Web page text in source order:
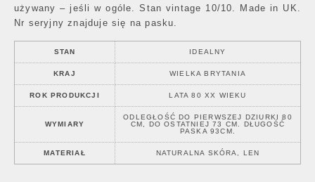
używany – jeśli w ogóle. Stan vintage 10/10. Made in UK.
Nr seryjny znajduje się na pasku.
STAN IDEALNY
KRAJ WIELKA BRYTANIA
ROK PRODUKCJI LATA 80 XX WIEKU
WYMIARY
ODLEGŁOŚĆ DO PIERWSZEJ DZIURKI 80
CM, DO OSTATNIEJ 73 CM. DŁUGOŚĆ
PASKA 93CM.
MATERIAŁ NATURALNA SKÓRA, LEN